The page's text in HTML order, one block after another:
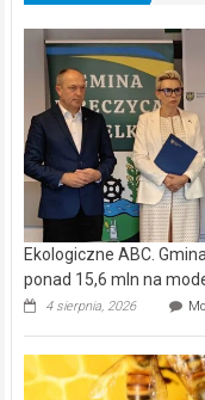
Ekologiczne ABC.
ponad 15,6 mln na
4 sierpnia, 2026